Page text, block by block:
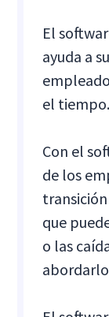
El
ayuda a
el tiempo.
Con el
de los
que
o las